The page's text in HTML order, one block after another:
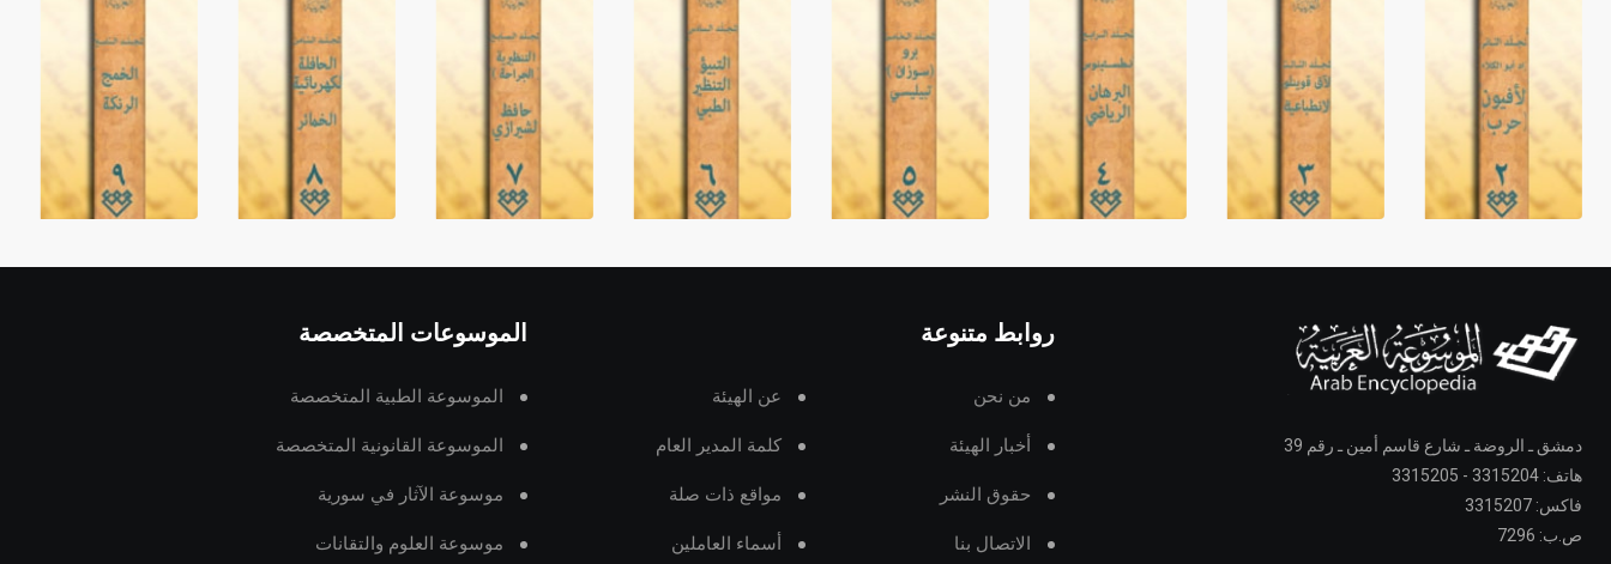
دمشق ـ الروضة ـ شارع قاسم أمين ـ رقم 39
هاتف: 3315204 - 3315205
فاكس: 3315207
ص.ب: 7296
روابط متنوعة
من نحن عن الهيئة
أخبار الهيئة كلمة المدير العام
حقوق النشر مواقع ذات صلة
الاتصال بنا أسماء العاملين
الموسوعات المتخصصة
الموسوعة الطبية المتخصصة
الموسوعة القانونية المتخصصة
موسوعة الآثار في سورية
موسوعة العلوم والتقانات